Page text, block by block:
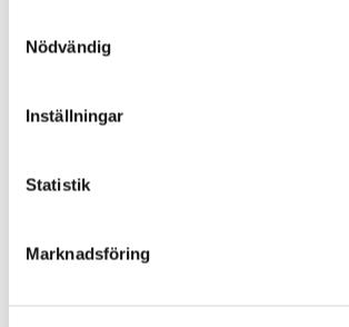
Nödvändig
Inställningar
Statistik
Marknadsföring
KONTAKT
Besöksadress
Box 18, 295 21 Bromölla